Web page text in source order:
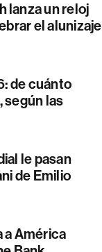
lanza un reloj
el alunizaje
de cuánto
según las
le pasan
de Emilio
a América